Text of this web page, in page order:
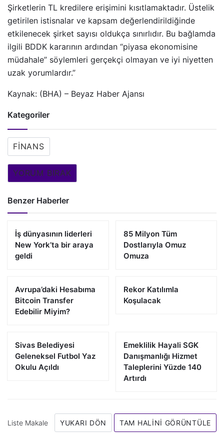
Şirketlerin TL kredilere erişimini kısıtlamaktadır. Üstelik
getirilen istisnalar ve kapsam değerlendirildiğinde
etkilenecek şirket sayısı oldukça sınırlıdır. Bu bağlamda
ilgili BDDK kararının ardından “piyasa ekonomisine
müdahale” söylemleri gerçekçi olmayan ve iyi niyetten
uzak yorumlardır.”
Kaynak: (BHA) – Beyaz Haber Ajansı
Kategoriler
FINANS
YORUM BIRAK
Benzer Haberler
İş dünyasının liderleri
New York’ta bir araya
geldi
85 Milyon Tüm
Dostlarıyla Omuz
Omuza
Avrupa’daki Hesabıma
Bitcoin Transfer
Edebilir Miyim?
Rekor Katılımla
Koşulacak
Sivas Belediyesi
Geleneksel Futbol Yaz
Okulu Açıldı
Emeklilik Hayali SGK
Danışmanlığı Hizmet
Taleplerini Yüzde 140
Artırdı
Liste Makale YUKARI DÖN TAM HALINI GÖRÜNTÜLE